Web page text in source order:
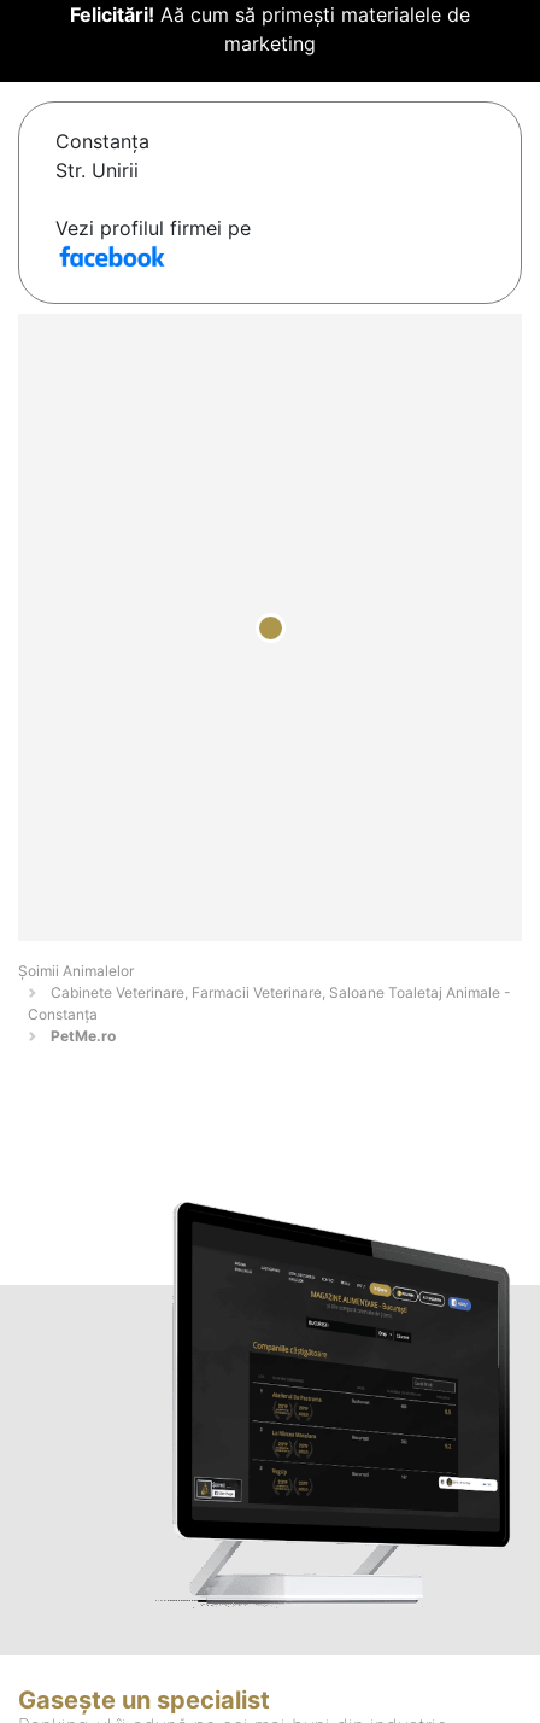
Felicitări! Aă cum să primești materialele de
marketing
Constanţa
Str. Unirii
Vezi profilul firmei pe
Şoimii Animalelor
Cabinete Veterinare, Farmacii Veterinare, Saloane Toaletaj Animale -
Constanţa
PetMe.ro
Gasește un specialist